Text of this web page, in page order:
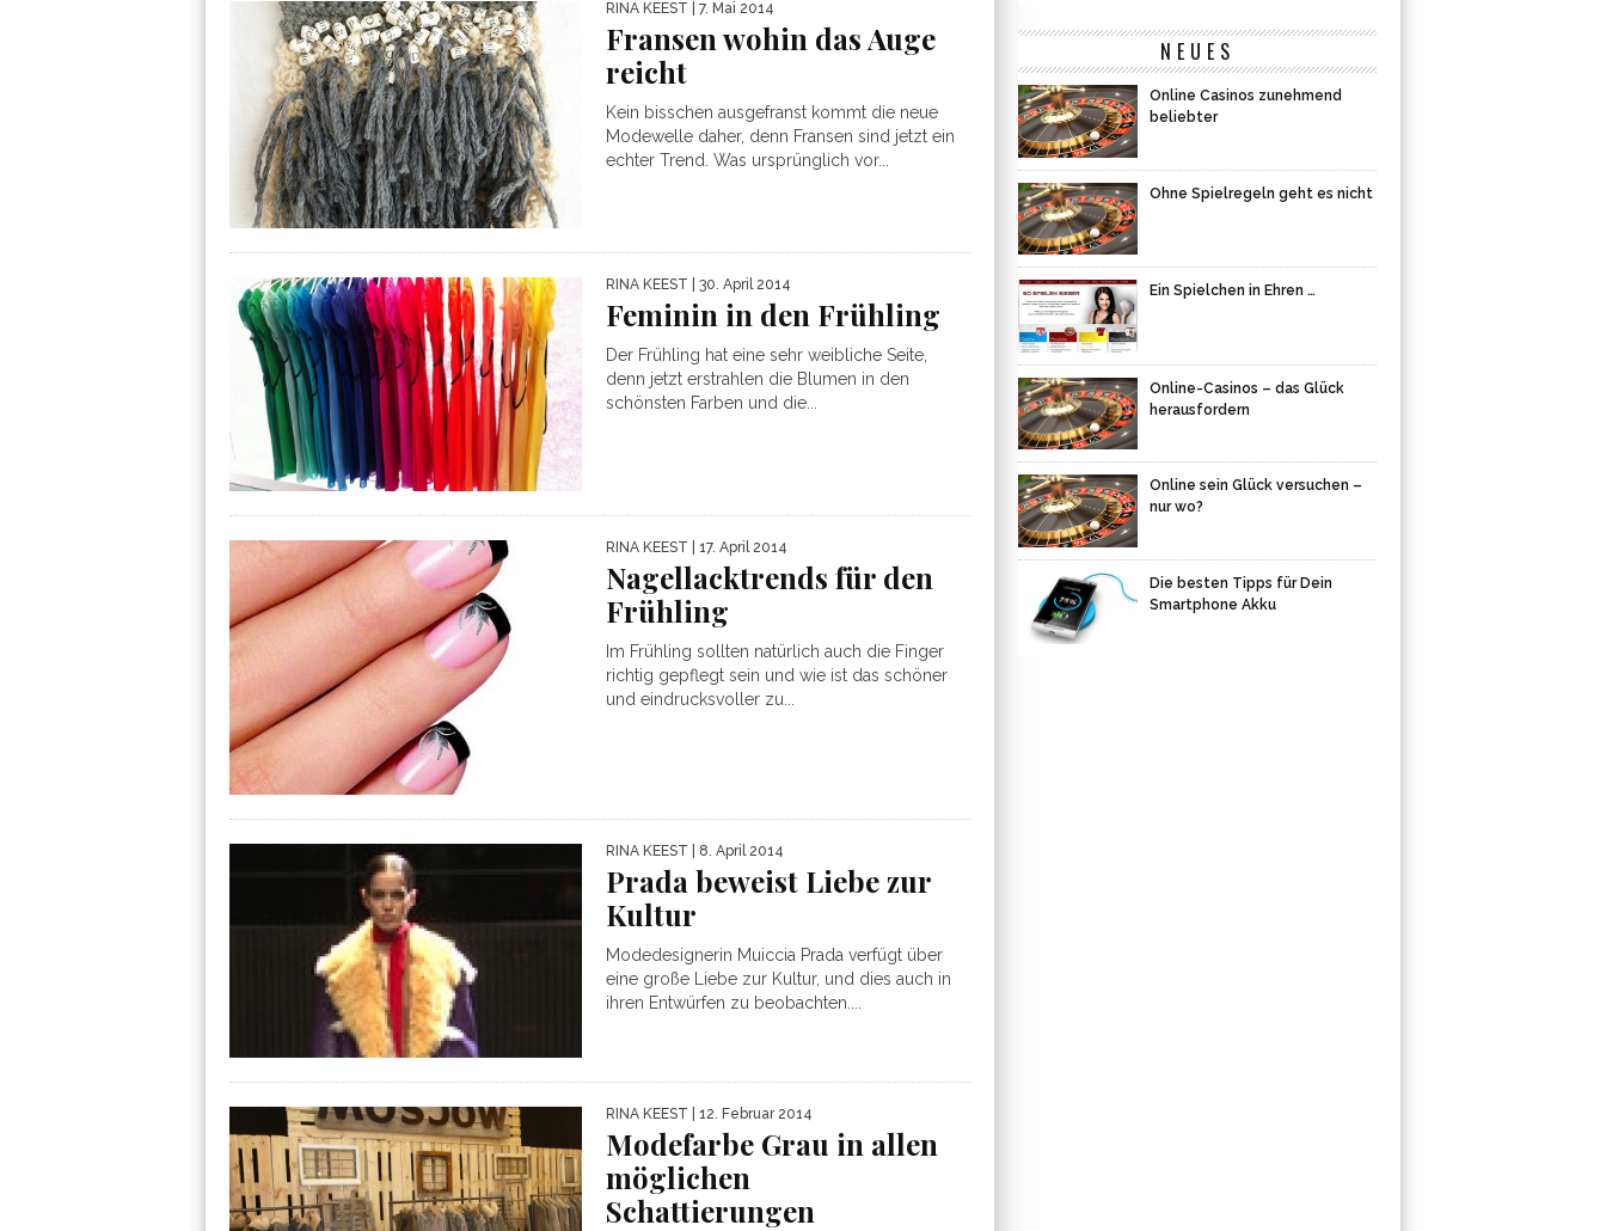
RINA KEEST | 7. Mai 2014
Fransen wohin das Auge
reicht
Kein bisschen ausgefranst kommt die neue
Modewelle daher, denn Fransen sind jetzt ein
echter Trend. Was ursprünglich vor...
RINA KEEST | 30. April 2014
Feminin in den Frühling
Der Frühling hat eine sehr weibliche Seite,
denn jetzt erstrahlen die Blumen in den
schönsten Farben und die...
RINA KEEST | 17. April 2014
Nagellacktrends für den
Frühling
Im Frühling sollten natürlich auch die Finger
richtig gepflegt sein und wie ist das schöner
und eindrucksvoller zu...
RINA KEEST | 8. April 2014
Prada beweist Liebe zur
Kultur
Modedesignerin Muiccia Prada verfügt über
eine große Liebe zur Kultur, und dies auch in
ihren Entwürfen zu beobachten....
RINA KEEST | 12. Februar 2014
Modefarbe Grau in allen
möglichen
Schattierungen
NEUES
Online Casinos zunehmend
beliebter
Ohne Spielregeln geht es nicht
Ein Spielchen in Ehren …
Online-Casinos – das Glück
herausfordern
Online sein Glück versuchen –
nur wo?
Die besten Tipps für Dein
Smartphone Akku